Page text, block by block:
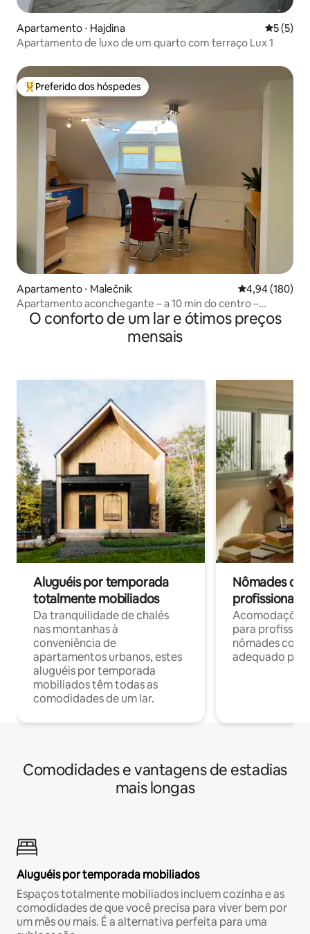
Apartamento ⋅ Hajdina 5 de
5 (5)
Apartamento de luxo de um quarto com terraço Lux 1
Entre os melhores preferidos dos hóspedes
Preferido dos hóspedes
Apartamento ⋅ Malečnik 4,94 de uma
4,94 (180)
Apartamento aconchegante – a 10 min do centro –
estacionamento gratuito
O conforto de um lar e ótimos preços
mensais
Aluguéis por temporada
totalmente mobiliados
Da tranquilidade de chalés
nas montanhas à
conveniência de
apartamentos urbanos, estes
aluguéis por temporada
mobiliados têm todas as
comodidades de um lar.
Nômades
profissionais
para
nômades com
adequado
Comodidades e vantagens de estadias
mais longas
Aluguéis por temporada mobiliados
Espaços totalmente mobiliados incluem cozinha e as
comodidades de que você precisa para viver bem por
um mês ou mais. É a alternativa perfeita para uma